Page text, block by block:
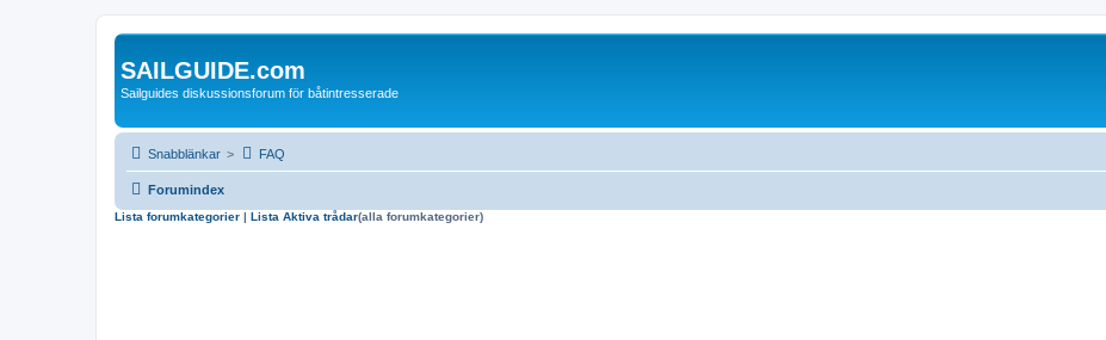
SAILGUIDE.com
Sailguides diskussionsforum för båtintresserade
Snabblänkar > FAQ
Forumindex
Lista forumkategorier | Lista Aktiva trådar(alla forumkategorier)